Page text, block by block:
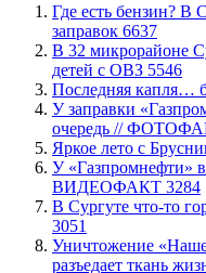
​Где есть бензин? В
заправок 6637
В 32 микрорайоне
детей с ОВЗ 5546
​Последняя капля…
​У заправки
очередь //
Яркое лето с
У «Газпромнефти»
ВИДЕОФАКТ 3284
​В Сургуте что-то
3051
​Уничтожение
разъедает ткань